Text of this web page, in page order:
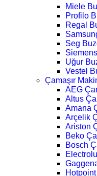
Miele
Profilo
Regal
Seg
Uğur
Vestel
Çamaşır
AEG
Altus
Amana
Arçelik
Ariston
Beko
Bosch